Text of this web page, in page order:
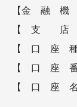
【金 融 機
【 支 店
【 口 座
【 口 座
【 口 座 名